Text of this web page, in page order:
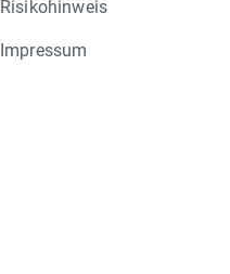
Risikohinweis
Impressum